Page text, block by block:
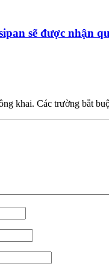
sẽ được nhận
khai. Các trường bắt